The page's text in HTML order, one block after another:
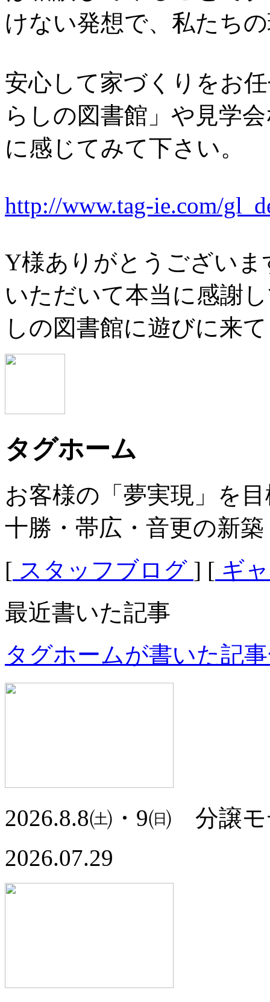
けない発想で、私たち
安心して家づくりをお
らしの図書館」や見学
に感じてみて下さい。
http://www.tag-ie.com/
Y様ありがとうござい
いただいて本当に感謝
しの図書館に遊びに来
タグホーム
お客様の「夢実現」を
十勝・帯広・音更の新
[ スタッフブログ ] [ ギ
最近書いた記事
タグホームが書いた記
2026.8.8㈯・9㈰ 分譲
2026.07.29